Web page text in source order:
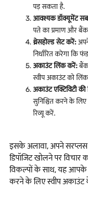
पड़ सकता है.
आवश्यक डॉक्यूमेंट
पते का प्रमाण और
थ्रेसहोल्ड सेट करें:
निर्धारित करेगा कि
अकाउंट लिंक करें: बैंक
स्वीप अकाउंट को
अकाउंट एक्टिविटी की
सुनिश्चित करने के
रिव्यू करें.
इसके अलावा, अपने
डिपॉजिट खोलने पर विचार
विकल्पों के साथ, यह आपके
करने के लिए स्वीप अकाउंट